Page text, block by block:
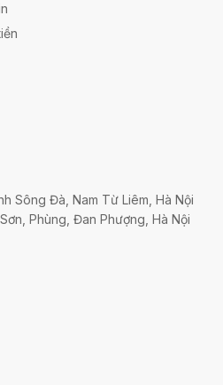
Sông Đà, Nam Từ Liêm, Hà Nội
Phùng, Đan Phượng, Hà Nội